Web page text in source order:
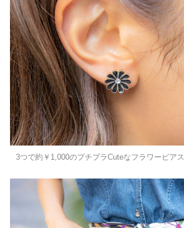
3つで約￥1,000のプチプラCuteなフラワーピアス